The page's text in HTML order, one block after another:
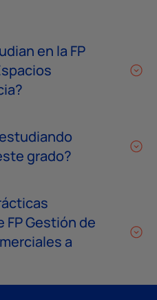
en la FP
grado?
Gestión de
a